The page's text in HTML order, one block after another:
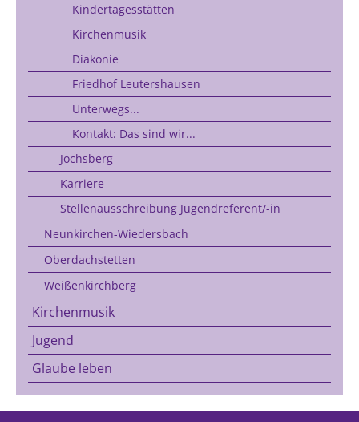
Kindertagesstätten
Kirchenmusik
Diakonie
Friedhof Leutershausen
Unterwegs...
Kontakt: Das sind wir...
Jochsberg
Karriere
Stellenausschreibung Jugendreferent/-in
Neunkirchen-Wiedersbach
Oberdachstetten
Weißenkirchberg
Kirchenmusik
Jugend
Glaube leben